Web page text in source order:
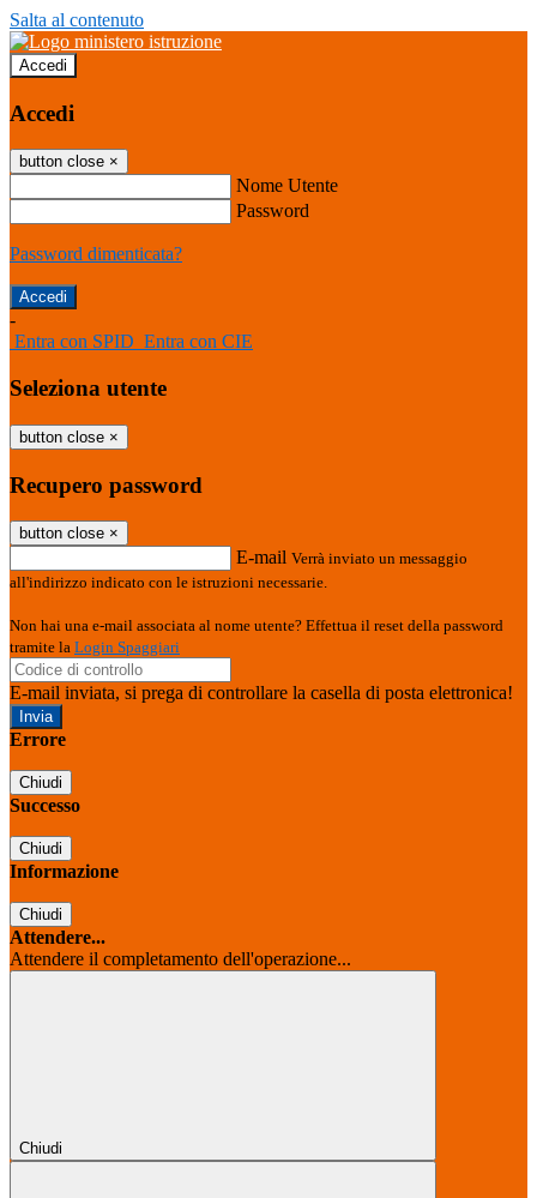
Salta al contenuto
Accedi
Accedi
button close ×
Nome Utente
Password
Password dimenticata?
-
Entra con SPID Entra con CIE
Seleziona utente
button close ×
Recupero password
button close ×
E-mail Verrà inviato un messaggio
all'indirizzo indicato con le istruzioni necessarie.
Non hai una e-mail associata al nome utente? Effettua il reset della password
tramite la Login Spaggiari
E-mail inviata, si prega di controllare la casella di posta elettronica!
Errore
Chiudi
Successo
Chiudi
Informazione
Chiudi
Attendere...
Attendere il completamento dell'operazione...
Chiudi